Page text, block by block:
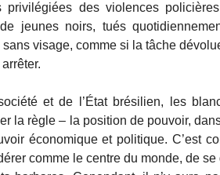
privilégiées des violences
jeunes noirs, tués
visage, comme si la tâche
et de l’État brésilien, les
la règle – la position de pouvoir,
économique et politique. C’est
comme le centre du monde, de